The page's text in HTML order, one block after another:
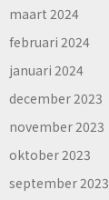
maart 2024
februari 2024
januari 2024
december 2023
november 2023
oktober 2023
september 2023